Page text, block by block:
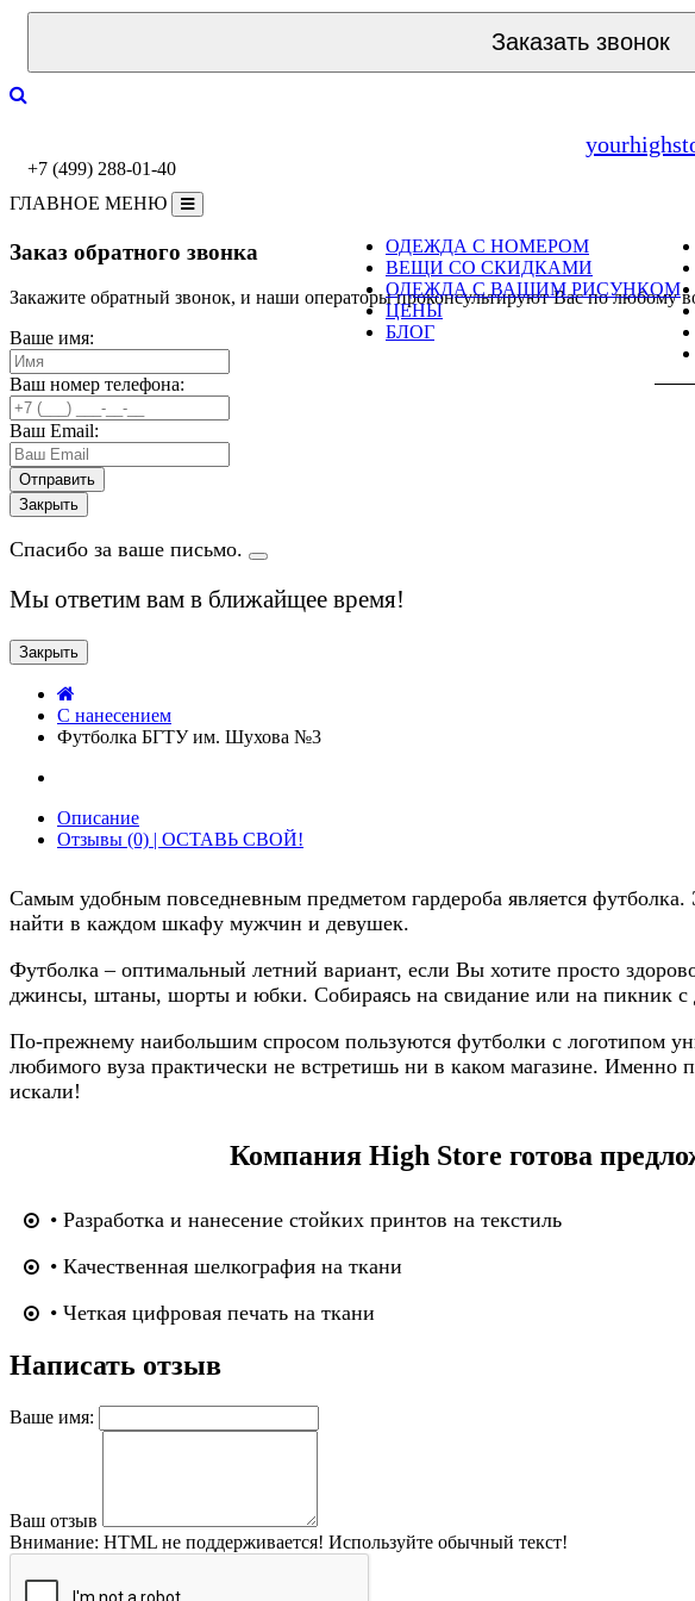
Заказать звонок
+7 (499) 288-01-40
ГЛАВНОЕ МЕНЮ
ОДЕЖДА С НОМЕРОМ
ВЕЩИ СО СКИДКАМИ
ОДЕЖДА С ВАШИМ РИСУНКОМ
ЦЕНЫ
БЛОГ
Заказ обратного звонка
Закажите обратный звонок, и наши операторы проконсультируют Вас по любому
Ваше имя:
Ваш номер телефона:
Ваш Email:
Закрыть
Спасибо за ваше письмо.
Мы ответим вам в ближайщее время!
Закрыть
C нанесением
Футболка БГТУ им. Шухова №3
Описание
Отзывы (0) | ОСТАВЬ СВОЙ!
Самым удобным повседневным предметом гардероба является
найти в каждом шкафу мужчин и девушек.
Футболка – оптимальный летний вариант, если Вы хотите просто
джинсы, штаны, шорты и юбки. Собираясь на свидание или на пикник с
По-прежнему наибольшим спросом пользуются футболки с логотипом
любимого вуза практически не встретишь ни в каком магазине. Именно
искали!
Компания High Store готова
• Разработка и нанесение стойких принтов на текстиль
• Качественная шелкография на ткани
• Четкая цифровая печать на ткани
Написать отзыв
Ваше имя:
Ваш отзыв
Внимание: HTML не поддерживается! Используйте обычный текст!